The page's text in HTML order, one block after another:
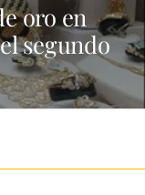
oro en
segundo